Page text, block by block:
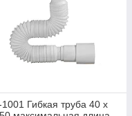
Гибкая труба 40 х